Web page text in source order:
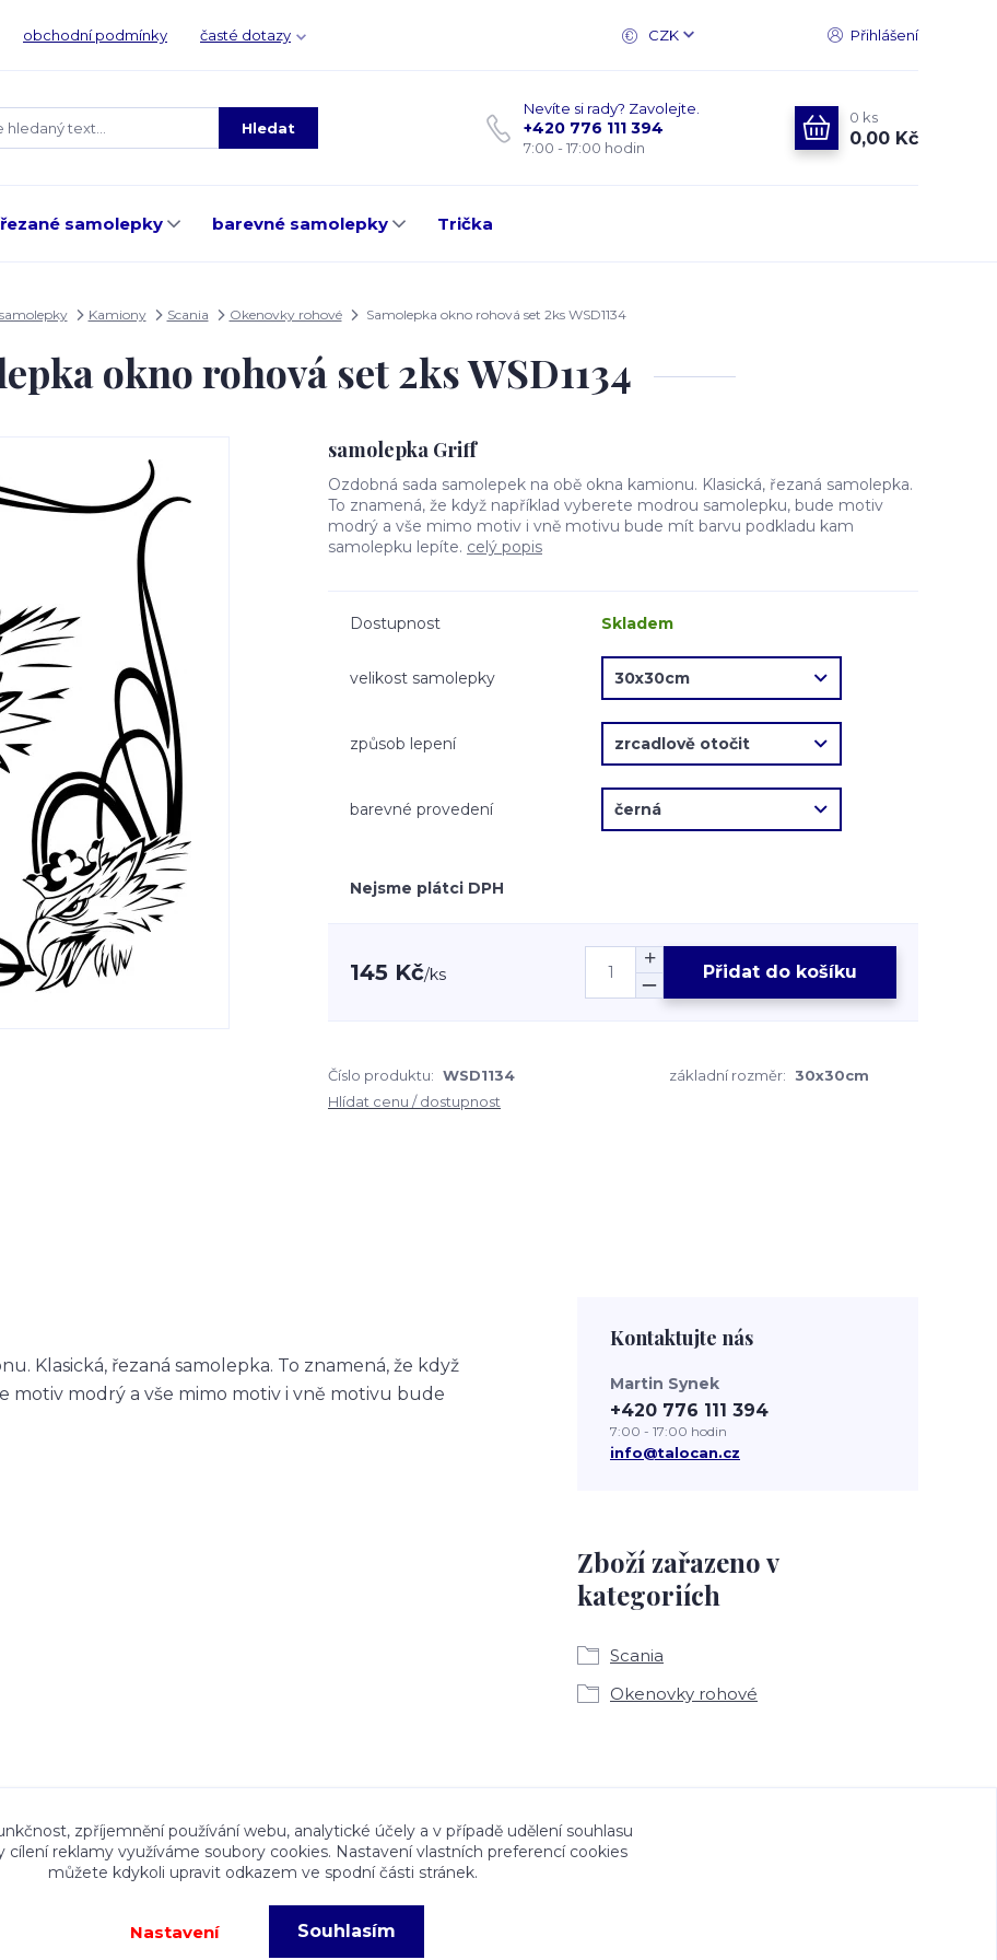
obchodní podmínky časté dotazy CZK Přihlášení
Hledat
Nevíte si rady? Zavolejte.
+420 776 111 394
7:00 - 17:00 hodin
0 ks
0,00 Kč
řezané samolepky barevné samolepky Trička
Kamiony Scania Okenovky rohové Samolepka okno rohová set 2ks WSD1134
okno rohová set 2ks WSD1134
samolepka Griff
Ozdobná sada samolepek na obě okna kamionu. Klasická, řezaná samolepka.
To znamená, že když například vyberete modrou samolepku, bude motiv
modrý a vše mimo motiv i vně motivu bude mít barvu podkladu kam
samolepku lepíte. celý popis
Dostupnost Skladem
velikost samolepky
způsob lepení
barevné provedení
Nejsme plátci DPH
145 Kč/ks Přidat do košíku
Číslo produktu: WSD1134 základní rozměr: 30x30cm
Hlídat cenu / dostupnost
Klasická, řezaná samolepka. To znamená, že když
modrý a vše mimo motiv i vně motivu bude
Zboží zařazeno v
kategoriích
Scania
Okenovky rohové
Kontaktujte nás
Martin Synek
+420 776 111 394
7:00 - 17:00 hodin
info@talocan.cz
a textový obsah zveřejněný na stránkách Talocan.cz a CeskeSamolepky.cz jsou chráněny autorským
souhlasu provozovatele je zakázáno.
zpříjemnění používání webu, analytické účely a v případě udělení souhlasu
cílení reklamy využíváme soubory cookies. Nastavení vlastních preferencí cookies
můžete kdykoli upravit odkazem ve spodní části stránek.
Nastavení Souhlasím